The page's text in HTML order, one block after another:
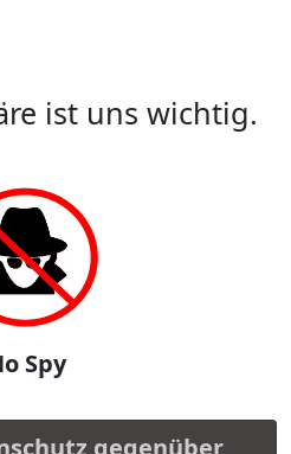
ist uns wichtig.
Spy